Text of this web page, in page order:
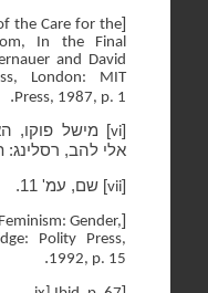
[
the Care for the
In the Final
and David
London: MIT
Press, 1987, p. 1
.
[
vi] מישל פוקו,
אלי להב, רסלינג: תל אביב,
[
vii] שם, עמ' 11.
[
Gender,
Polity Press,
1992, p. 15
.